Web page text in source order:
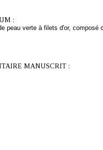
:
peau verte à filets d'or, composé
MANUSCRIT :